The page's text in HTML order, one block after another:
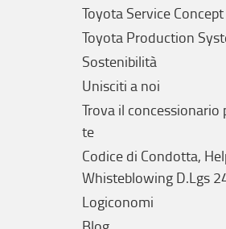
Toyota Service Concept
Toyota Production
Sostenibilità
Unisciti a noi
Trova il concessionario
te
Codice di Condotta,
Whisteblowing D.Lgs
Logiconomi